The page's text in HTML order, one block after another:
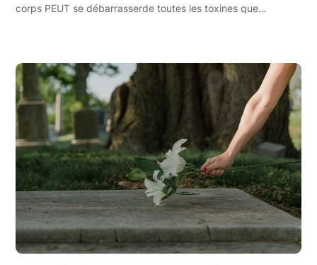
corps PEUT se débarrasserde toutes les toxines que…